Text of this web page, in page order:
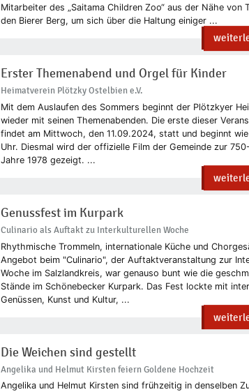
Mitarbeiter des „Saitama Children Zoo“ aus der Nähe von
den Bierer Berg, um sich über die Haltung einiger ...
Erster Themenabend und Orgel für Kinder
Heimatverein Plötzky Ostelbien e.V.
Mit dem Auslaufen des Sommers beginnt der Plötzkyer
wieder mit seinen Themenabenden. Die erste dieser
findet am Mittwoch, den 11.09.2024, statt und beginnt wie
Uhr. Diesmal wird der offizielle Film der Gemeinde zur
Jahre 1978 gezeigt. ...
Genussfest im Kurpark
Culinario als Auftakt zu Interkulturellen Woche
Rhythmische Trommeln, internationale Küche und
Angebot beim "Culinario", der Auftaktveranstaltung zur
Woche im Salzlandkreis, war genauso bunt wie die
Stände im Schönebecker Kurpark. Das Fest lockte mit
Genüssen, Kunst und Kultur, ...
Die Weichen sind gestellt
Angelika und Helmut Kirsten feiern Goldene Hochzeit
Angelika und Helmut Kirsten sind frühzeitig in denselben